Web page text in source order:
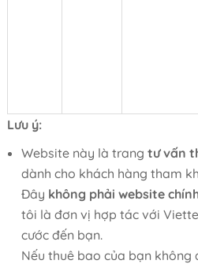
Lưu ý:
Website này là trang tư vấn
dành cho khách hàng tham
Đây không phải website
tôi là đơn vị hợp tác với
cước đến bạn.
Nếu thuê bao của bạn